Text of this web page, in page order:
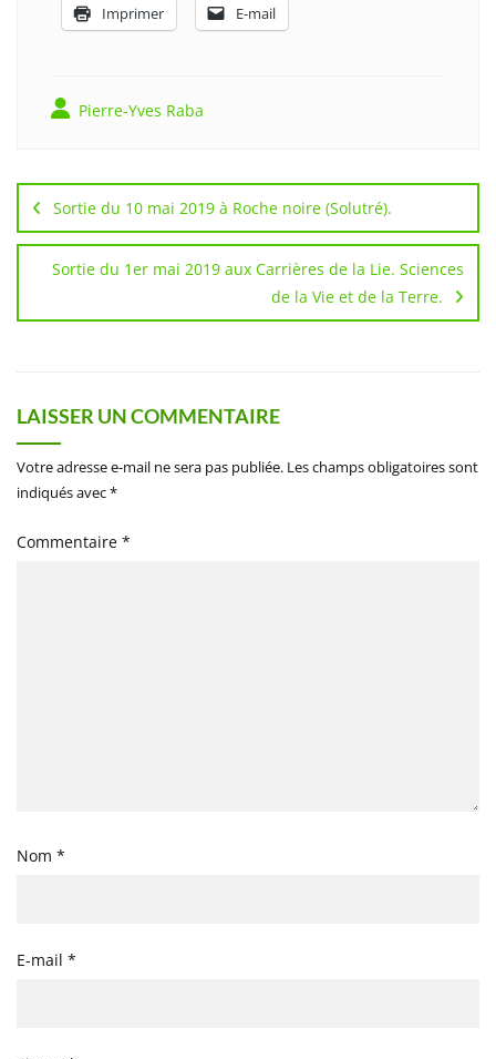
Imprimer E-mail
Pierre-Yves Raba
de
l’article
Sortie du 10 mai 2019 à Roche noire (Solutré).
Sortie du 1er mai 2019 aux Carrières de la Lie. Sciences
de la Vie et de la Terre.
LAISSER UN COMMENTAIRE
Votre adresse e-mail ne sera pas publiée. Les champs obligatoires sont
indiqués avec*
Commentaire *
Nom *
E-mail *